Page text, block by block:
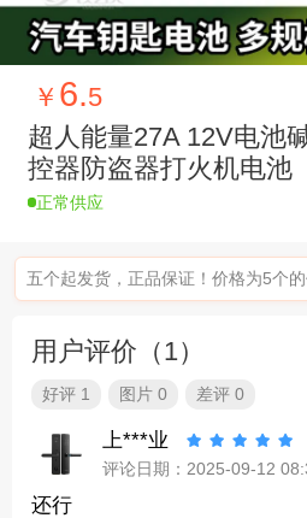
￥ 6.5
超人能量27A 12V电池
控器防盗器打火机电池
正常供应
五个起发货，正品保证！价格为5个的
用户评价（1）
好评 1 图片 0 差评 0
上***业     
评论日期：2025-09-12
还行